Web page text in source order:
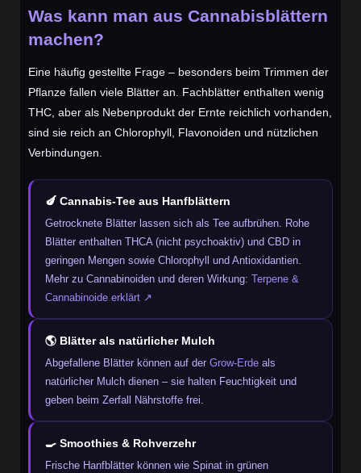
Was kann man aus Cannabisblättern
machen?
Eine häufig gestellte Frage – besonders beim Trimmen der
Pflanze fallen viele Blätter an. Fachblätter enthalten wenig
THC, aber als Nebenprodukt der Ernte reichlich vorhanden,
sind sie reich an Chlorophyll, Flavonoiden und nützlichen
Verbindungen.
🍆 Cannabis-Tee aus Hanfblättern
Getrocknete Blätter lassen sich als Tee aufbrühen. Rohe
Blätter enthalten THCA (nicht psychoaktiv) und CBD in
geringen Mengen sowie Chlorophyll und Antioxidantien.
Mehr zu Cannabinoiden und deren Wirkung: Terpene &
Cannabinoide erklärt ↗
🌎 Blätter als natürlicher Mulch
Abgefallene Blätter können auf der Grow-Erde als
natürlicher Mulch dienen – sie halten Feuchtigkeit und
geben beim Zerfall Nährstoffe frei.
🍳 Smoothies & Rohverzehr
Frische Hanfblätter können wie Spinat in grünen